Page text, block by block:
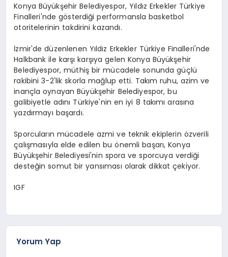
Konya Büyükşehir Belediyespor, Yıldız Erkekler Türkiye
Finalleri'nde gösterdiği performansla basketbol
otoritelerinin takdirini kazandı.
İzmir'de düzenlenen Yıldız Erkekler Türkiye Finalleri'nde
Halkbank ile karşı karşıya gelen Konya Büyükşehir
Belediyespor, müthiş bir mücadele sonunda güçlü
rakibini 3-2'lik skorla mağlup etti. Takım ruhu, azim ve
inançla oynayan Büyükşehir Belediyespor, bu
galibiyetle adını Türkiye'nin en iyi 8 takımı arasına
yazdırmayı başardı.
Sporcuların mücadele azmi ve teknik ekiplerin özverili
çalışmasıyla elde edilen bu önemli başarı, Konya
Büyükşehir Belediyesi'nin spora ve sporcuya verdiği
desteğin somut bir yansıması olarak dikkat çekiyor.
IGF
Yorum Yap